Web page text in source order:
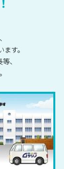
す。
、